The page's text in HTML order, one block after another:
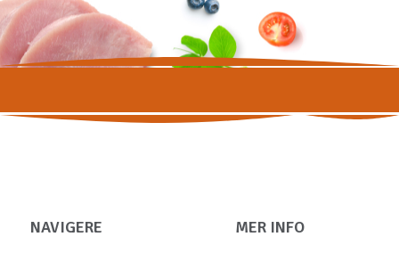
NAVIGERE MER INFO